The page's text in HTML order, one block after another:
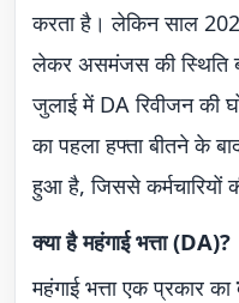
करता है। लेकिन साल
लेकर असमंजस की स्थिति
जुलाई में DA रिवीजन की
का पहला हफ्ता बीतने के
हुआ है, जिससे कर्मचारियों
क्या है महंगाई भत्ता (DA)?
महंगाई भत्ता एक प्रकार का